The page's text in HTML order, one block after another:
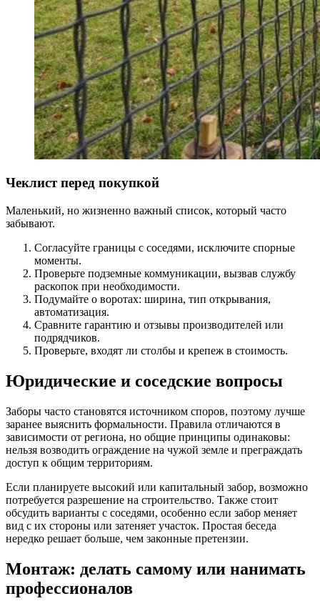
Чеклист перед покупкой
Маленький, но жизненно важный список, который часто
забывают.
Согласуйте границы с соседями, исключите спорные
моменты.
Проверьте подземные коммуникации, вызвав службу
раскопок при необходимости.
Подумайте о воротах: ширина, тип открывания,
автоматизация.
Сравните гарантию и отзывы производителей или
подрядчиков.
Проверьте, входят ли столбы и крепеж в стоимость.
Юридические и соседские вопросы
Заборы часто становятся источником споров, поэтому лучше
заранее выяснить формальности. Правила отличаются в
зависимости от региона, но общие принципы одинаковы:
нельзя возводить ограждение на чужой земле и преграждать
доступ к общим территориям.
Если планируете высокий или капитальный забор, возможно
потребуется разрешение на строительство. Также стоит
обсудить варианты с соседями, особенно если забор меняет
вид с их стороны или затеняет участок. Простая беседа
нередко решает больше, чем законные претензии.
Монтаж: делать самому или нанимать
профессионалов